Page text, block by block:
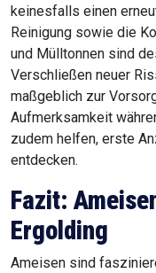
keinesfalls einen
Reinigung sowie die
und Mülltonnen sind
Verschließen neuer
maßgeblich zur
Aufmerksamkeit
zudem helfen, erste
entdecken.
Fazit:
Ergolding
Ameisen sind